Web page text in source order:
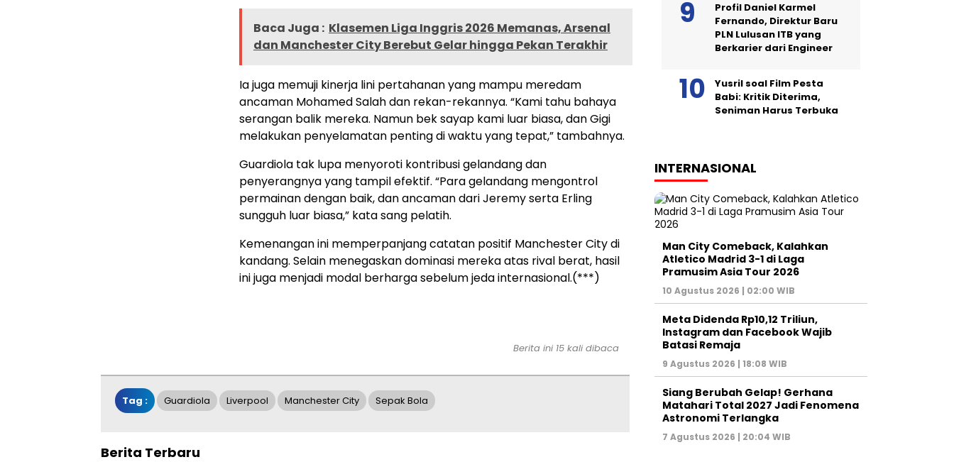
Baca Juga : Klasemen Liga Inggris 2026 Memanas, Arsenal
dan Manchester City Berebut Gelar hingga Pekan Terakhir
Ia juga memuji kinerja lini pertahanan yang mampu meredam
ancaman Mohamed Salah dan rekan-rekannya. “Kami tahu bahaya
serangan balik mereka. Namun bek sayap kami luar biasa, dan Gigi
melakukan penyelamatan penting di waktu yang tepat,” tambahnya.
Guardiola tak lupa menyoroti kontribusi gelandang dan
penyerangnya yang tampil efektif. “Para gelandang mengontrol
permainan dengan baik, dan ancaman dari Jeremy serta Erling
sungguh luar biasa,” kata sang pelatih.
Kemenangan ini memperpanjang catatan positif Manchester City di
kandang. Selain menegaskan dominasi mereka atas rival berat, hasil
ini juga menjadi modal berharga sebelum jeda internasional.(***)
Berita ini 15 kali dibaca
Tag : Guardiola Liverpool Manchester City Sepak Bola
Berita Terbaru
Profil Daniel Karmel
Fernando, Direktur Baru
PLN Lulusan ITB yang
Berkarier dari Engineer
Yusril soal Film Pesta
Babi: Kritik Diterima,
Seniman Harus Terbuka
INTERNASIONAL
Man City Comeback, Kalahkan
Atletico Madrid 3-1 di Laga
Pramusim Asia Tour 2026
10 Agustus 2026 | 02:00 WIB
Meta Didenda Rp10,12 Triliun,
Instagram dan Facebook Wajib
Batasi Remaja
9 Agustus 2026 | 18:08 WIB
Siang Berubah Gelap! Gerhana
Matahari Total 2027 Jadi Fenomena
Astronomi Terlangka
7 Agustus 2026 | 20:04 WIB